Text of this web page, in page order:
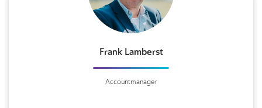
Frank Lamberst
Accountmanager